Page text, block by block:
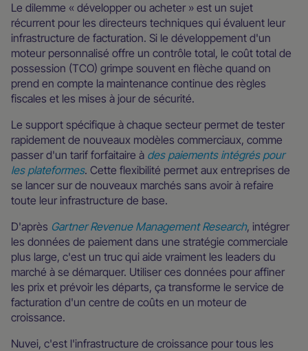
Le dilemme « développer ou acheter » est un sujet
récurrent pour les directeurs techniques qui évaluent leur
infrastructure de facturation. Si le développement d'un
moteur personnalisé offre un contrôle total, le coût total de
possession (TCO) grimpe souvent en flèche quand on
prend en compte la maintenance continue des règles
fiscales et les mises à jour de sécurité.
Le support spécifique à chaque secteur permet de tester
rapidement de nouveaux modèles commerciaux, comme
passer d'un tarif forfaitaire à des paiements intégrés pour
les plateformes. Cette flexibilité permet aux entreprises de
se lancer sur de nouveaux marchés sans avoir à refaire
toute leur infrastructure de base.
D'après Gartner Revenue Management Research, intégrer
les données de paiement dans une stratégie commerciale
plus large, c'est un truc qui aide vraiment les leaders du
marché à se démarquer. Utiliser ces données pour affiner
les prix et prévoir les départs, ça transforme le service de
facturation d'un centre de coûts en un moteur de
croissance.
Nuvei, c'est l'infrastructure de croissance pour tous les